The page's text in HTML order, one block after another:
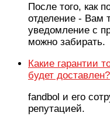
После того, как
отделение - Вам
уведомление с
можно забирать.
Какие гарантии
будет доставлен?
fandbol и его
репутацией.